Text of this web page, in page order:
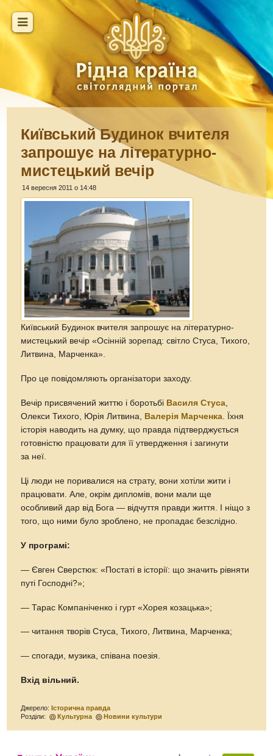
Київський Будинок вчителя
запрошує на літературно-
мистецький вечір
14 вересня 2011 о 14:48
Київський Будинок вчителя запрошує на літературно-
мистецький вечір «Осінній зорепад: світло Стуса, Тихого,
Литвина, Марченка».
Про це повідомляють організатори заходу.
Вечір присвячений життю і боротьбі Василя Стуса
Олекси Тихого, Юрія Литвина,
Валерія Марченка . Їхня
історія наводить на думку, що правда підтверджується
готовністю працювати для її утвердження і загинути
за неї.
Ці люди не поривалися на страту, вони хотіли жити і
працювати. Але, окрім дипломів, вони мали ще
особливий дар від Бога — відчуття правди життя. І ніщо з
того, що ними було зроблено, не пропадає безслідно.
У програмі:
— Євген Сверстюк: «Постаті в історії: що значить рівняти
путі Господні?»;
— Тарас Компаніченко і гурт «Хорея козацька»;
— читання творів Стуса, Тихого, Литвина, Марченка;
— спогади, музика, співана поезія.
Вхід вільний.
Джерело: Історична правда
Розділи:
Культурна Новини культури